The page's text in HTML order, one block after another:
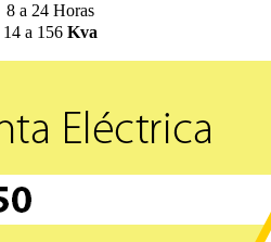
8 a 24 Horas
14 a 156 Kva